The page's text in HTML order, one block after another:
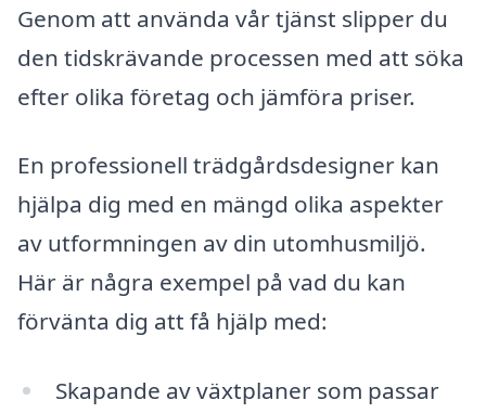
Genom att använda vår tjänst slipper du
den tidskrävande processen med att söka
efter olika företag och jämföra priser.
En professionell trädgårdsdesigner kan
hjälpa dig med en mängd olika aspekter
av utformningen av din utomhusmiljö.
Här är några exempel på vad du kan
förvänta dig att få hjälp med:
Skapande av växtplaner som passar